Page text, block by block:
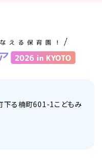
下る楠町601-1こどもみ